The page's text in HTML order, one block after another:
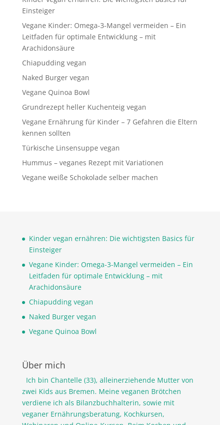
Einsteiger
Vegane Kinder: Omega-3-Mangel vermeiden – Ein
Leitfaden für optimale Entwicklung – mit
Arachidonsäure
Chiapudding vegan
Naked Burger vegan
Vegane Quinoa Bowl
Grundrezept heller Kuchenteig vegan
Vegane Ernährung für Kinder – 7 Gefahren die Eltern
kennen sollten
Türkische Linsensuppe vegan
Hummus – veganes Rezept mit Variationen
Vegane weiße Schokolade selber machen
Kinder vegan ernähren: Die wichtigsten Basics für
Einsteiger
Vegane Kinder: Omega-3-Mangel vermeiden – Ein
Leitfaden für optimale Entwicklung – mit
Arachidonsäure
Chiapudding vegan
Naked Burger vegan
Vegane Quinoa Bowl
Über mich
Ich bin Chantelle (33), alleinerziehende Mutter von
zwei Kids aus Bremen. Meine veganen Brötchen
verdiene ich als Bilanzbuchhalterin, sowie mit
veganer Ernährungsberatung, Kochkursen,